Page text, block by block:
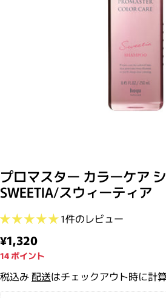
プロマスター カラーケア
SWEETIA/スウィーティア
1件のレビュー
通常価格
¥1,320
14ポイント
税込み配送はチェックアウト時に計